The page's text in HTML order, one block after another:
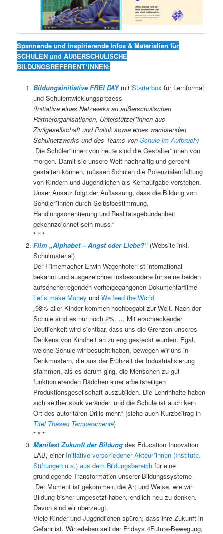
Spannende und inspirierende Infos & Materialien für
SCHULEN und AUßERSCHULISCHE
BILDUNGSREFERENT*INNEN:
Bildungsinitiative FREI DAY mit Starterbox für Lernformat
und Schulentwicklungsprozess
(Initiative eines Netzwerks an außerschulischen
Partnerorganisationen, Unterstützer*innen aus
Zivilgesellschaft und Politik sowie eines wachsenden
Schulnetzwerks und des Teams von Schule im Aufbruch)
„Die Schüler*innen von heute sind die Gestalter*innen von
morgen. Damit sie unsere Welt nachhaltig und gerecht
gestalten können, müssen Schulen die Potenzialentfaltung
von Kindern und Jugendlichen als Kernaufgabe verstehen.
Unser Ansatz folgt der Auffassung, dass die Bildung von
Schüler*innen durch Selbstbestimmung,
Handlungsorientierung und Realitätsgebundenheit
gekennzeichnet sein muss.“
* * *
Film „Alphabet – Angst oder Liebe?“(Website inkl.
Schulmaterial)
Der Filmemacher Erwin Wagenhofer ist international
bekannt und ausgezeichnet insbesondere für seine beiden
aufsehenerregenden vorhergegangenen Dokumentarfilme
Let’s make Money und We feed the World.
„98% aller Kinder kommen hochbegabt zur Welt. Nach der
Schule sind es nur noch 2%. … Mit erschreckender
Deutlichkeit wird sichtbar, dass uns die Grenzen unseres
Denkens von Kindheit an zu eng gesteckt wurden. Egal,
welche Schule wir besucht haben, bewegen wir uns in
Denkmustern, die aus der Frühzeit der Industrialisierung
stammen, als es darum ging, die Menschen zu gut
funktionierenden Rädchen einer arbeitsteiligen
Produktionsgesellschaft auszubilden. Die Lehrinhalte haben
sich seither stark verändert und die Schule ist auch kein
Ort des autoritären Drills mehr.“ (siehe auch Kurzbeitrag in
Titel Thesen Temperamente)
* * *
Manifest Zukunft der Bildungdes Education Innovation
LAB, einer Initiative verschiedener Akteur*innen (Institute,
Stiftungen u.a.) aus dem Bildungsbereichfür eine
grundlegende Transformation unserer Bildungssysteme
„Der Moment ist gekommen, die Art und Weise, wie wir
Bildung bisher umgesetzt haben, endlich neu zu denken.
Davon sind wir überzeugt.
Viele Kinder und Jugendlichen spüren, dass ihre Zukunft in
Gefahr ist. Wir erleben seit der Fridays 4Future-Bewegung,